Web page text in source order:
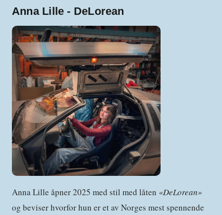
Anna Lille - DeLorean
Anna Lille åpner 2025 med stil med låten «DeLorean»
og beviser hvorfor hun er et av Norges mest spennende